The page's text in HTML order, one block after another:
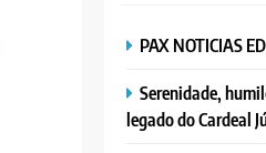
PAX NOTICIAS
Serenidade,
legado do Cardeal